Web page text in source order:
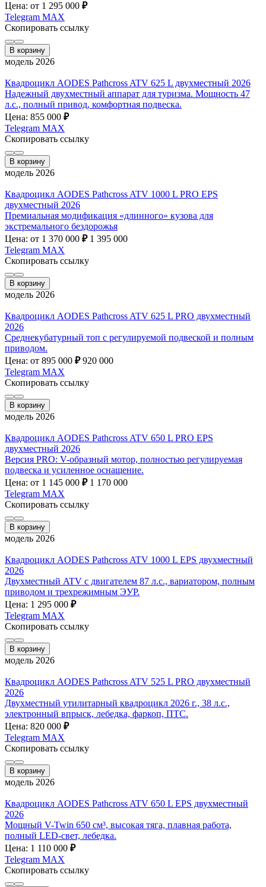
Цена: от 1 295 000 ₽
Telegram MAX
Скопировать ссылку
В корзину
модель 2026
Квадроцикл AODES Pathcross ATV 625 L двухместный 2026
Надежный двухместный аппарат для туризма. Мощность 47
л.с., полный привод, комфортная подвеска.
Цена: 855 000 ₽
Telegram MAX
Скопировать ссылку
В корзину
модель 2026
Квадроцикл AODES Pathcross ATV 1000 L PRO EPS
двухместный 2026
Премиальная модификация «длинного» кузова для
экстремального бездорожья
Цена: от 1 370 000 ₽ 1 395 000
Telegram MAX
Скопировать ссылку
В корзину
модель 2026
Квадроцикл AODES Pathcross ATV 625 L PRO двухместный
2026
Среднекубатурный топ с регулируемой подвеской и полным
приводом.
Цена: от 895 000 ₽ 920 000
Telegram MAX
Скопировать ссылку
В корзину
модель 2026
Квадроцикл AODES Pathcross ATV 650 L PRO EPS
двухместный 2026
Версия PRO: V-образный мотор, полностью регулируемая
подвеска и усиленное оснащение.
Цена: от 1 145 000 ₽ 1 170 000
Telegram MAX
Скопировать ссылку
В корзину
модель 2026
Квадроцикл AODES Pathcross ATV 1000 L EPS двухместный
2026
Двухместный ATV с двигателем 87 л.с., вариатором, полным
приводом и трехрежимным ЭУР.
Цена: 1 295 000 ₽
Telegram MAX
Скопировать ссылку
В корзину
модель 2026
Квадроцикл AODES Pathcross ATV 525 L PRO двухместный
2026
Двухместный утилитарный квадроцикл 2026 г., 38 л.с.,
электронный впрыск, лебедка, фаркоп, ПТС.
Цена: 820 000 ₽
Telegram MAX
Скопировать ссылку
В корзину
модель 2026
Квадроцикл AODES Pathcross ATV 650 L EPS двухместный
2026
Мощный V-Twin 650 см³, высокая тяга, плавная работа,
полный LED-свет, лебедка.
Цена: 1 110 000 ₽
Telegram MAX
Скопировать ссылку